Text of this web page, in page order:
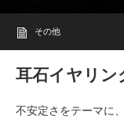
その他
耳石イヤリン
不安定さをテーマに